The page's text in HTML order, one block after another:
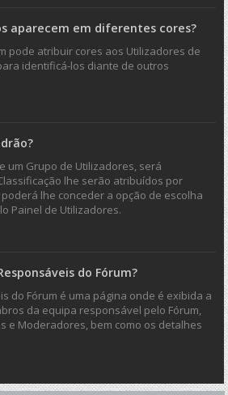
aparecem em diferentes cores?
pode atribuir cores aos Utilizadores de
identificá-los diante de outros
um Grupo de Utilizadores, será
lhe serão atribuídos por
lhe conceder a opção de escolha
Painel de Utilizadores.
do Fórum?
do Fórum é uma página onde é exibida a
da equipa responsável pelo Fórum,
e Moderadores, bem como os detalhes